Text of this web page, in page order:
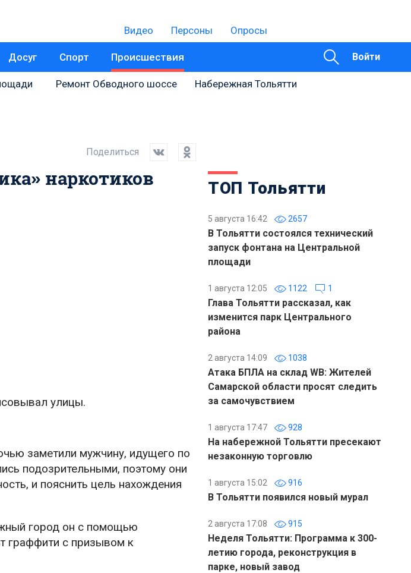
Видео Персоны Опросы
Досуг Спорт Происшествия Войти
Ремонт Обводного шоссе
Набережная Тольятти
Поделиться
наркотиков
улицы.
заметили мужчину, идущего по
подозрительными, поэтому они
и пояснить цель нахождения
город он с помощью
граффити с призывом к
ТОП Тольятти
5 августа 16:42 2657
В Тольятти состоялся технический
запуск фонтана на Центральной
площади
1 августа 12:05 1122 1
Глава Тольятти рассказал, как
изменится парк Центрального
района
2 августа 14:09 1038
Атака БПЛА на склад WB: Жителей
Самарской области просят следить
за самочувствием
1 августа 17:47 928
На набережной Тольятти пресекают
незаконную торговлю
1 августа 15:02 916
В Тольятти появился новый мурал
2 августа 17:08 915
Неделя Тольятти: Программа к 300-
летию города, реконструкция в
парке, новый завод